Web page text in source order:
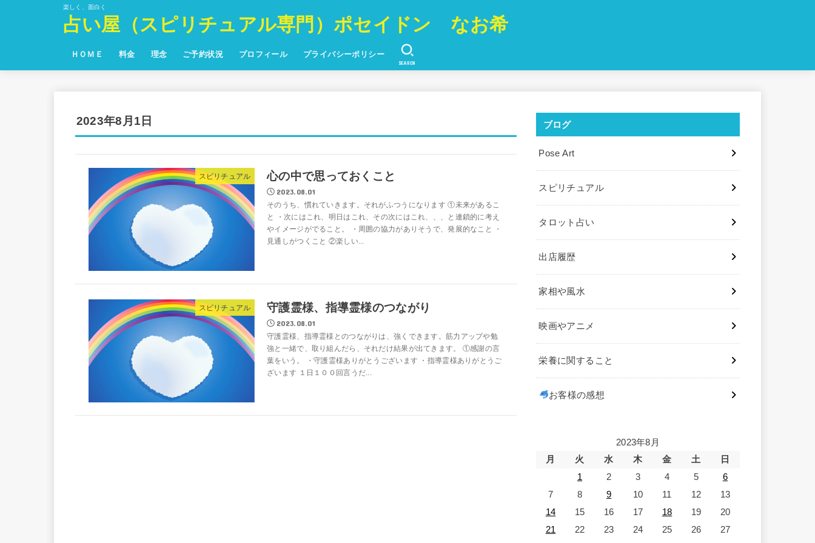
楽しく、面白く
占い屋（スピリチュアル専門）ポセイドン なお希
ＨＯＭＥ 料金 理念 ご予約状況 プロフィール プライバシーポリシー
SEARCH
2023年8月1日
スピリチュアル 心の中で思っておくこと
2023.08.01
そのうち、慣れていきます。それがふつうになります ①未来があるこ
と ・次にはこれ、明日はこれ、その次にはこれ、、、と連鎖的に考え
やイメージがでること。 ・周囲の協力がありそうで、発展的なこと ・
見通しがつくこと ②楽しい...
スピリチュアル 守護霊様、指導霊様のつながり
2023.08.01
守護霊様、指導霊様とのつながりは、強くできます。筋力アップや勉
強と一緒で、取り組んだら、それだけ結果が出てきます。 ①感謝の言
葉をいう。 ・守護霊様ありがとうございます ・指導霊様ありがとうご
ざいます １日１００回言うだ...
ブログ
Pose Art
スピリチュアル
タロット占い
出店履歴
家相や風水
映画やアニメ
栄養に関すること
お客様の感想
2023年8月
月
火 水 木 金 土
日
1
2 3 4 5
6
7
8 9 10 11 12
13
14
15 16 17 18 19
20
21
22 23 24 25 26
27